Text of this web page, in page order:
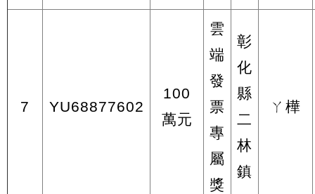
7 YU68877602
100
萬元
雲
端
發
票
專
屬
獎
彰
化
縣
二
林
鎮
ㄚ樺